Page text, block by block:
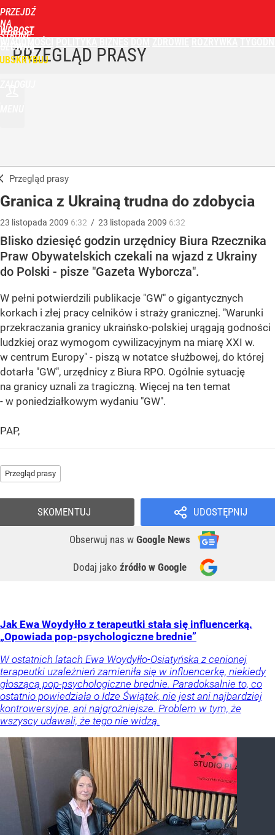
PRZEJDŹ
NA
STRONĘ
GŁÓWNĄ
WPROST
PRZEGLĄD PRASY
Przegląd prasy
Granica z Ukrainą trudna do zdobycia
23 listopada 2009 6:32 / 23 listopada 2009 6:32
Blisko dziesięć godzin urzędnicy Biura Rzecznika
Praw Obywatelskich czekali na wjazd z Ukrainy
do Polski - pisze "Gazeta Wyborcza".
W pełni potwierdzili publikacje "GW" o gigantycznych
korkach i złej pracy celników i straży granicznej. "Warunki
przekraczania granicy ukraińsko-polskiej urągają godności
ludzkiej oraz wymogom cywilizacyjnym na miarę XXI w.
w centrum Europy" - piszą w notatce służbowej, do której
dotarła "GW", urzędnicy z Biura RPO. Ogólnie sytuację
na granicy uznali za tragiczną. Więcej na ten temat
- w poniedziałkowym wydaniu "GW".
PAP,
Przegląd prasy
UDOSTĘPNIJ
Obserwuj nas w Google News
Dodaj jako źródło w Google
SKOMENTUJ
Jak Ewa Woydyłło z terapeutki stała się influencerką.
„Opowiada pop-psychologiczne brednie”
W ostatnich latach Ewa Woydyłło-Osiatyńska z cenionej
terapeutki uzależnień zamieniła się w influencerkę, niekiedy
głoszącą pop-psychologiczne brednie. Paradoksalnie to, co
ostatnio powiedziała o Idze Świątek, nie jest ani najbardziej
kontrowersyjne, ani najgroźniejsze. Problem w tym, że
wszyscy udawali, że tego nie widzą.